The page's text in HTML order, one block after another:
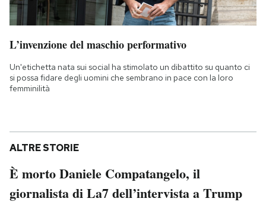
L’invenzione del maschio performativo
Un'etichetta nata sui social ha stimolato un dibattito su quanto ci
si possa fidare degli uomini che sembrano in pace con la loro
femminilità
ALTRE STORIE
È morto Daniele Compatangelo, il
giornalista di La7 dell’intervista a Trump